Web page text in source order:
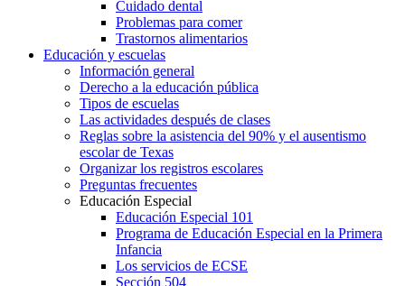
Cuidado dental
Problemas para comer
Trastornos alimentarios
Educación y escuelas
Información general
Derecho a la educación pública
Tipos de escuelas
Las actividades después de clases
Reglas sobre la asistencia del 90% y el ausentismo
escolar de Texas
Organizar los registros escolares
Preguntas frecuentes
Educación Especial
Educación Especial 101
Programa de Educación Especial en la Primera
Infancia
Los servicios de ECSE
Sección 504